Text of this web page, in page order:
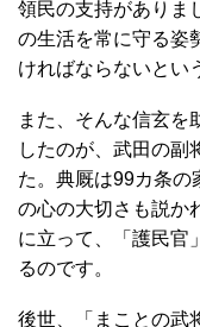
領民の支持がありま
の生活を常に守る姿
ければならないとい
また、そんな信玄を
したのが、武田の副
た。典厩は99カ条の
の心の大切さも説か
に立って、「護民官
るのです。
後世、「まことの武